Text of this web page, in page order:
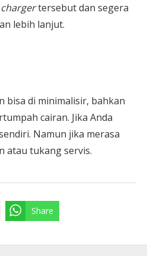
chargertersebut dan segera
lebih lanjut.
bisa di minimalisir, bahkan
cairan. Jika Anda
Namun jika merasa
atau tukang servis.
Share